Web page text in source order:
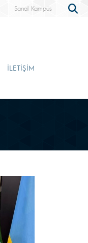
Sanal Kampüs
İLETİŞİM